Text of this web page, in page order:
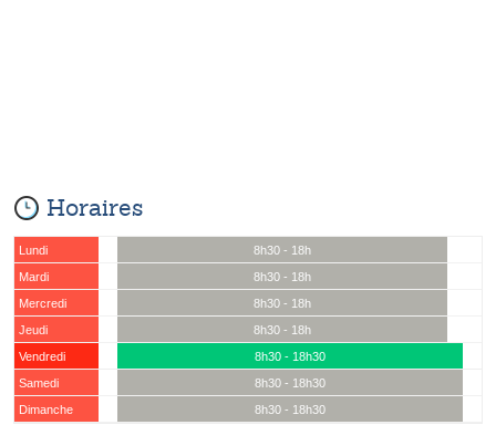
Horaires
Lundi
8h30 - 18h
Mardi
8h30 - 18h
Mercredi
8h30 - 18h
Jeudi
8h30 - 18h
Vendredi
8h30 - 18h30
Samedi
8h30 - 18h30
Dimanche
8h30 - 18h30